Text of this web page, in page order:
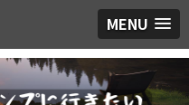
MENU